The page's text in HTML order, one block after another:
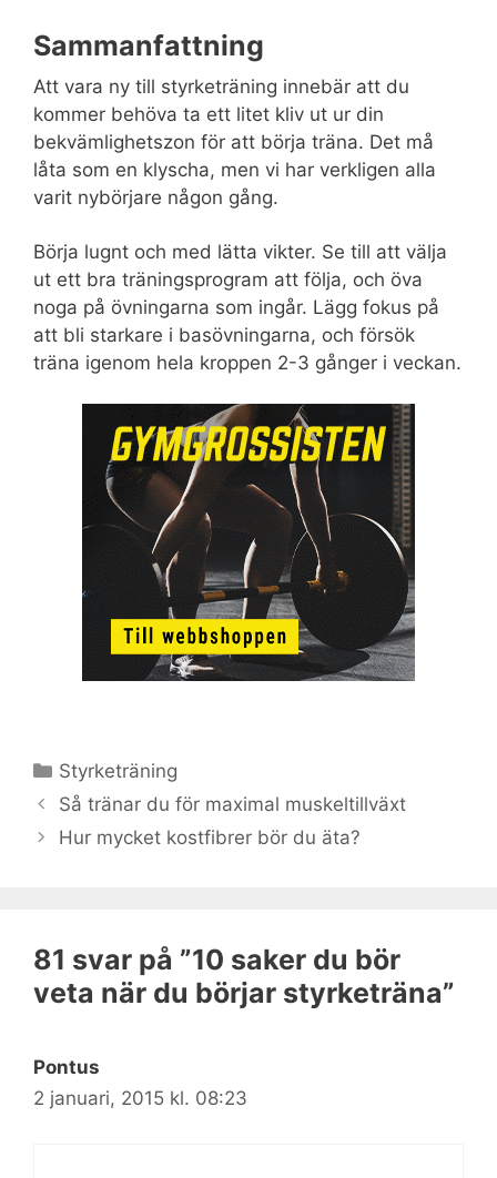
Sammanfattning
Att vara ny till styrketräning innebär att du
kommer behöva ta ett litet kliv ut ur din
bekvämlighetszon för att börja träna. Det må
låta som en klyscha, men vi har verkligen alla
varit nybörjare någon gång.
Börja lugnt och med lätta vikter. Se till att välja
ut ett bra träningsprogram att följa, och öva
noga på övningarna som ingår. Lägg fokus på
att bli starkare i basövningarna, och försök
träna igenom hela kroppen 2-3 gånger i veckan.
Kategorier
Styrketräning
Så tränar du för maximal muskeltillväxt
Hur mycket kostfibrer bör du äta?
81 svar på ”10 saker du bör
veta när du börjar styrketräna”
Pontus
2 januari, 2015 kl. 08:23